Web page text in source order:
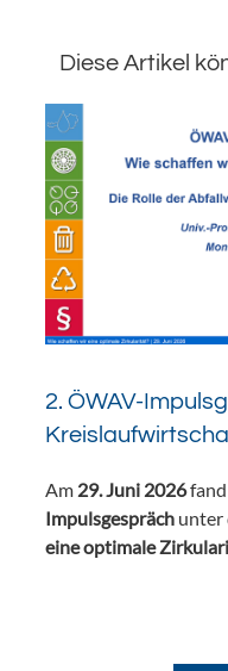
Diese Artikel
2. ÖWAV-
Am 29. Juni 2026
Impulsgespräch unter
eine optimale